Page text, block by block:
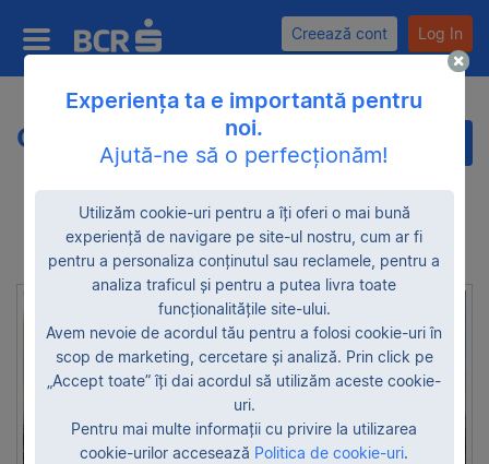
Creează cont Log In
Categorii
Oferte noi
Sortează rezultatele după:
Județ Preț
Id Produs
Ultima Modificare
Număr Vizite
Experiența ta e importantă pentru
noi.
Ajută-ne să o perfecționăm!
Utilizăm cookie-uri pentru a îți oferi o mai bună
experiență de navigare pe site-ul nostru, cum ar fi
pentru a personaliza conținutul sau reclamele, pentru a
analiza traficul și pentru a putea livra toate
funcționalitățile site-ului.
Avem nevoie de acordul tău pentru a folosi cookie-uri în
scop de marketing, cercetare și analiză. Prin click pe
„Accept toate” îți dai acordul să utilizăm aceste cookie-
uri.
Pentru mai multe informații cu privire la utilizarea
cookie-urilor accesează Politica de cookie-uri.